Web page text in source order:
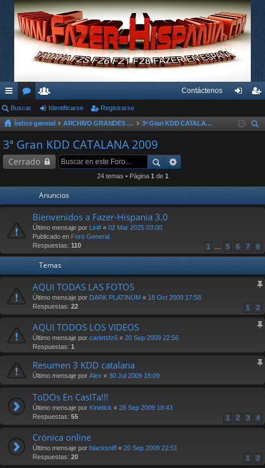
nl
ac
es
rá
or
os
su
ari
os
Contáctenos
nti ist
Buscar Identificarse Registrarse
Índice general ARCHIVO GRANDES KDD´s Y OTROS EVENTOS
3ª Gran KDD CATALANA 2009
3ª Gran KDD CATALANA 2009
Cerrado
24 temas • Página 1 de 1
Anuncios
Bienvenidos a Fazer-Hispania 3.0
Último mensaje por Liri# « 02 Mar 2025 03:00
Publicado en Foro General
Respuestas: 110 1 5 6 7 8
Temas
AQUI TODAS LAS FOTOS
Último mensaje por DARK PLATINUM « 18 Oct 2009 17:58
Respuestas: 22 1 2
AQUI TODOS LOS VIDEOS
Último mensaje por carletsfz6 « 20 Sep 2009 22:56
Respuestas: 1
Resumen 3 KDD catalana
Último mensaje por Alex « 30 Jul 2009 18:09
ToDOs En CasITa!!!
Último mensaje por Kinetick « 28 Sep 2009 18:43
Respuestas: 55 1 2 3 4
Crónica online
Último mensaje por blacksniff « 20 Sep 2009 22:51
Respuestas: 20 1 2